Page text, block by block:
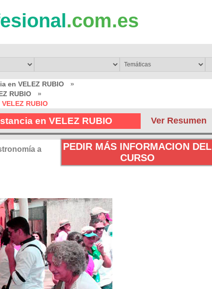
.com.es
en VELEZ RUBIO
»
RUBIO
»
RUBIO
Ver Resumen
en VELEZ RUBIO
PEDIR MÁS INFORMACION DEL
CURSO
a